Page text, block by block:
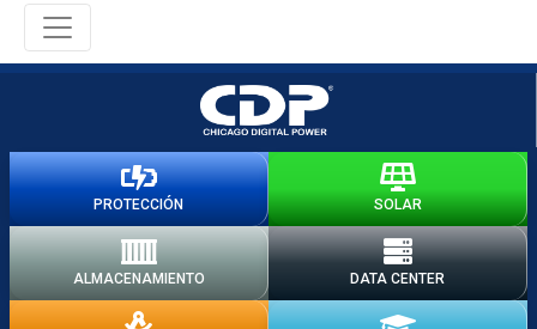
PROTECCIÓN SOLAR
ALMACENAMIENTO DATA CENTER